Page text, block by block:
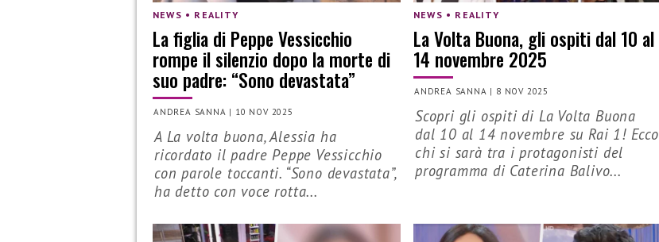
NEWS • REALITY
La figlia di Peppe Vessicchio
rompe il silenzio dopo la morte di
suo padre: “Sono devastata”
ANDREA SANNA | 10 NOV 2025
A La volta buona, Alessia ha
ricordato il padre Peppe Vessicchio
con parole toccanti. “Sono devastata”,
ha detto con voce rotta...
NEWS • REALITY
La Volta Buona, gli ospiti dal 10 al
14 novembre 2025
ANDREA SANNA | 8 NOV 2025
Scopri gli ospiti di La Volta Buona
dal 10 al 14 novembre su Rai 1! Ecco
chi si sarà tra i protagonisti del
programma di Caterina Balivo...